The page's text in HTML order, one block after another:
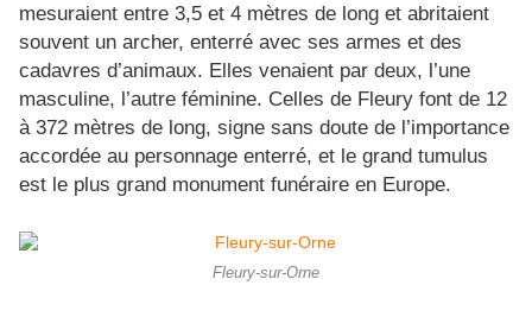
mesuraient entre 3,5 et 4 mètres de long et abritaient
souvent un archer, enterré avec ses armes et des
cadavres d’animaux. Elles venaient par deux, l’une
masculine, l’autre féminine. Celles de Fleury font de 12
à 372 mètres de long, signe sans doute de l’importance
accordée au personnage enterré, et le grand tumulus
est le plus grand monument funéraire en Europe.
Fleury-sur-Orne